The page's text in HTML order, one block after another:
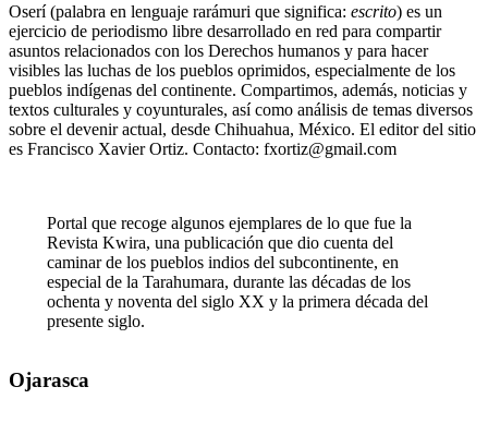
Oserí (palabra en lenguaje rarámuri que significa: escrito) es un
ejercicio de periodismo libre desarrollado en red para compartir
asuntos relacionados con los Derechos humanos y para hacer
visibles las luchas de los pueblos oprimidos, especialmente de los
pueblos indígenas del continente. Compartimos, además, noticias y
textos culturales y coyunturales, así como análisis de temas diversos
sobre el devenir actual, desde Chihuahua, México. El editor del sitio
es Francisco Xavier Ortiz. Contacto: fxortiz@gmail.com
Portal que recoge algunos ejemplares de lo que fue la
Revista Kwira, una publicación que dio cuenta del
caminar de los pueblos indios del subcontinente, en
especial de la Tarahumara, durante las décadas de los
ochenta y noventa del siglo XX y la primera década del
presente siglo.
Ojarasca